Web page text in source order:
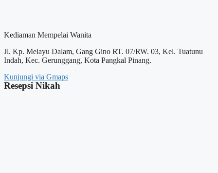
Kediaman Mempelai Wanita
Jl. Kp. Melayu Dalam, Gang Gino RT. 07/RW. 03, Kel. Tuatunu
Indah, Kec. Gerunggang, Kota Pangkal Pinang.
Kunjungi via Gmaps
Resepsi Nikah